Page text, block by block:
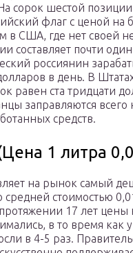
сорок шестой
флаг с ценой на
в США, где нет своей
составляет почти
россиянин
в день. В
равен ста тридцати
заправляются всего
средств.
1 литра
на рынок самый
стоимостью
17 лет цены
в то время как
в 4-5 раз.